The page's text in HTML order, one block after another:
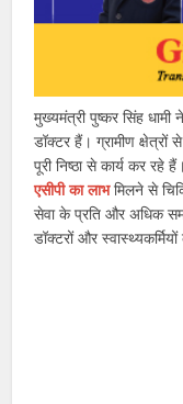
मुख्यमंत्री पुष्कर सिंह धामी
डॉक्टर हैं। ग्रामीण क्षेत्रों
पूरी निष्ठा से कार्य कर रहे
एसीपी का लाभमिलने से
सेवा के प्रति और अधिक
डॉक्टरों और